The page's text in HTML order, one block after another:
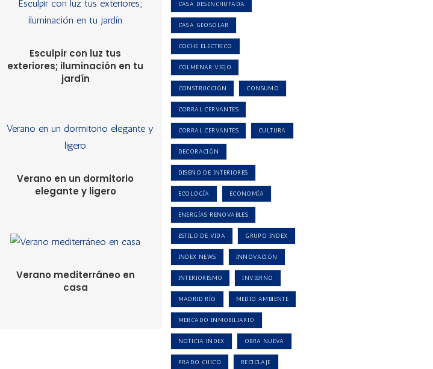
Esculpir con luz tus
exteriores; iluminación en tu
jardín
Verano en un dormitorio
elegante y ligero
Verano mediterráneo en
casa
CASA DESENCHUFADA
CASA GEOSOLAR
COCHE ELECTRICO
COLMENAR VIEJO
CONSTRUCCIÓN CONSUMO
CORRAL CERVANTES
CORRAL CERVANTES CULTURA
DECORACIÓN
DISEÑO DE INTERIORES
ECOLOGÍA ECONOMÍA
ENERGÍAS RENOVABLES
ESTILO DE VIDA GRUPO INDEX
INDEX NEWS INNOVACIÓN
INTERIORISMO INVIERNO
MADRID RÍO MEDIO AMBIENTE
MERCADO INMOBILIARIO
NOTICIA INDEX OBRA NUEVA
PRADO CHICO RECICLAJE